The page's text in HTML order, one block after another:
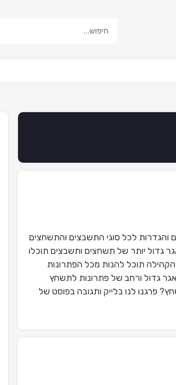
לכל סוגי התשבצים והתשחצים
גדול יותר של תשחצים ותשבצים תוכלו
תוכל להנות מכל הפתרונות
גדול ורחב של פתרונות לתשחץ
פרגנו לנו בלייק ותגובה בפוסט של